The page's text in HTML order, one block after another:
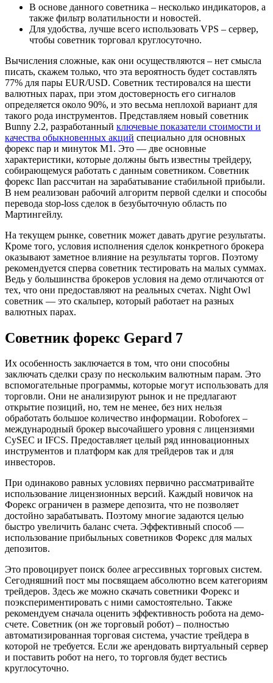
В основе данного советника – несколько индикаторов, а
также фильтр волатильности и новостей.
Для удобства, лучше всего использовать VPS – сервер,
чтобы советник торговал круглосуточно.
Вычисления сложные, как они осуществляются – нет смысла
писать, скажем только, что эта вероятность будет составлять
77% для пары EUR/USD. Советник тестировался на шести
валютных парах, при этом достоверность его сигналов
определяется около 90%, и это весьма неплохой вариант для
такого рода инструментов. Представляем новый советник
Bunny 2.2, разработанный ключевые показатели стоимости и
качества обыкновенных акций специально для основных
форекс пар и минуток M1. Это — две основные
характеристики, которые должны быть известны трейдеру,
собирающемуся работать с данным советником. Советник
форекс Ilan рассчитан на зарабатывание стабильной прибыли.
В нем реализован рабочий алгоритм первой сделки и способы
перевода stop-loss сделок в безубыточную область по
Мартингейлу.
На текущем рынке, советник может давать другие результаты.
Кроме того, условия исполнения сделок конкретного брокера
оказывают заметное влияние на результаты торгов. Поэтому
рекомендуется сперва советник тестировать на малых суммах.
Ведь у большинства брокеров условия на демо отличаются от
тех, что они предоставляют на реальных счетах. Night Owl
советник — это скальпер, который работает на разных
валютных парах.
Советник форекс Gepard 7
Их особенность заключается в том, что они способны
заключать сделки сразу по нескольким валютным парам. Это
вспомогательные программы, которые могут использовать для
торговли. Они не анализируют рынок и не предлагают
открытие позиций, но, тем не менее, без них нельзя
обработать большое количество информации. Roboforex –
международный брокер высочайшего уровня с лицензиями
CySEC и IFCS. Предоставляет целый ряд инновационных
инструментов и платформ как для трейдеров так и для
инвесторов.
При одинаково равных условиях первично рассматривайте
использование лицензионных версий. Каждый новичок на
Форекс ограничен в размере депозита, что не позволяет
достойно зарабатывать. Поэтому многие задаются целью
быстро увеличить баланс счета. Эффективный способ —
использование прибыльных советников Форекс для малых
депозитов.
Это провоцирует поиск более агрессивных торговых систем.
Сегодняшний пост мы посвящаем абсолютно всем категориям
трейдеров. Здесь же можно скачать советники Форекс и
поэкспериментировать с ними самостоятельно. Также
рекомендуем сначала оценить эффективность робота на демо-
счете. Советник (он же торговый робот) – полностью
автоматизированная торговая система, участие трейдера в
которой не требуется. Если же арендовать виртуальный сервер
и поставить робот на него, то торговля будет вестись
круглосуточно.